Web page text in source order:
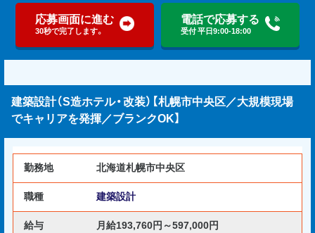
応募画面に進む
30秒で完了します。
電話で応募する
受付 平日9:00-18:00
建築設計（S造ホテル・改装）【札幌市中央区／大規模現場
でキャリアを発揮／ブランクOK】
勤務地 北海道札幌市中央区
職種 建築設計
給与 月給193,760円～597,000円